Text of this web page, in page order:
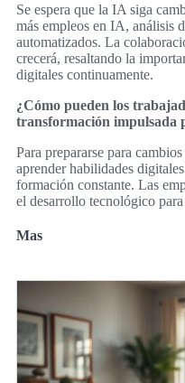
Se espera que la IA siga
más empleos en IA, análisis
automatizados. La
crecerá, resaltando la
digitales continuamente.
¿Cómo pueden los
transformación impulsada
Para prepararse para
aprender habilidades
formación constante. Las
el desarrollo tecnológico
Mas